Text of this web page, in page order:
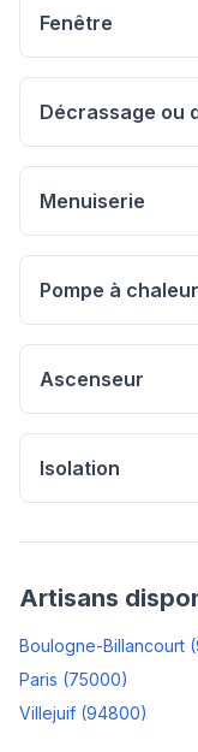
Fenêtre
Décrassage ou
Menuiserie
Pompe à
Ascenseur
Isolation
Artisans
Boulogne-Billancourt (
Paris (75000)
Villejuif (94800)